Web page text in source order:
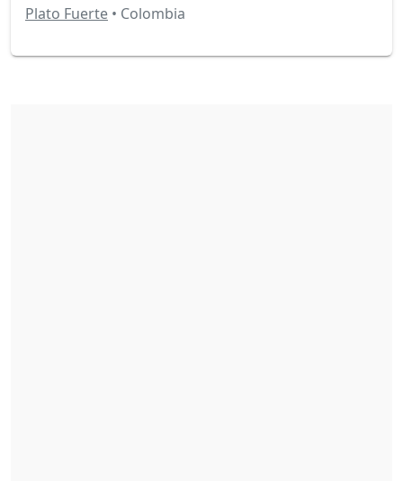
Plato Fuerte • Colombia